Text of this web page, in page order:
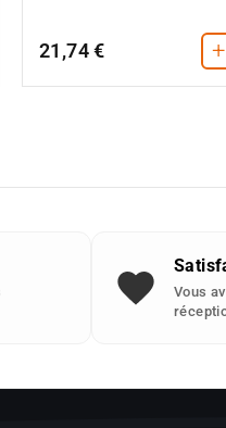
21,74 € +
Vous